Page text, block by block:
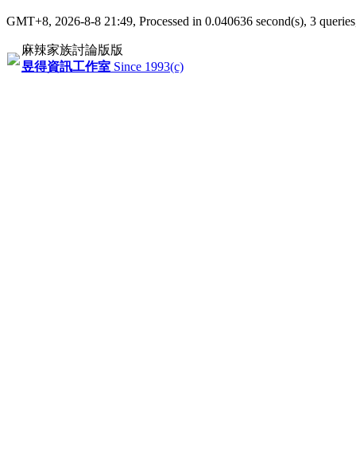
GMT+8, 2026-8-8 21:49, Processed in 0.040636 second(s), 3
麻辣家族討論版版
昱得資訊工作室 Since 1993(c)